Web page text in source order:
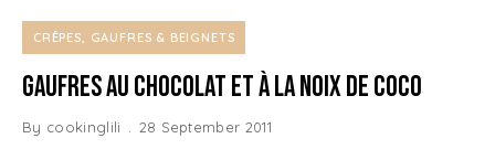
CRÊPES, GAUFRES & BEIGNETS
Gaufres au Chocolat et à la Noix de Coco
By cookinglili 28 September 2011